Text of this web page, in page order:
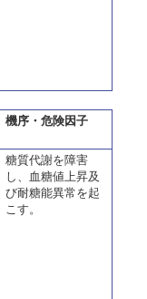
機序・危険因子
糖質代謝を障害
し、血糖値上昇及
び耐糖能異常を起
こす。